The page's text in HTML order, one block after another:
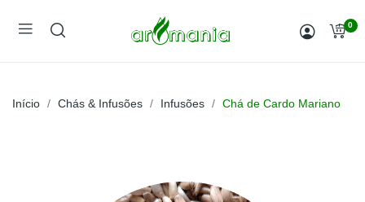
0
Início Chás & Infusões Infusões Chá de Cardo Mariano